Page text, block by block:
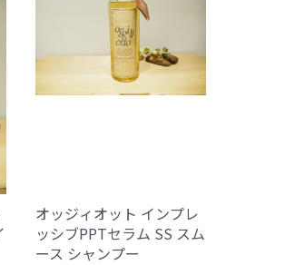
オッジィオット インプレ
ッシブPPTセラム SS スム
ース シャンプー